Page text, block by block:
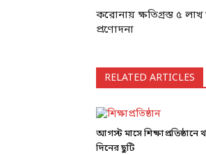
করোনায় ক্ষতিগ্রস্ত ৫
প্রণোদনা
RELATED ARTICLES
আগস্ট মাসে শিক্ষাপ্রতিষ্ঠানে
দিনের ছুটি